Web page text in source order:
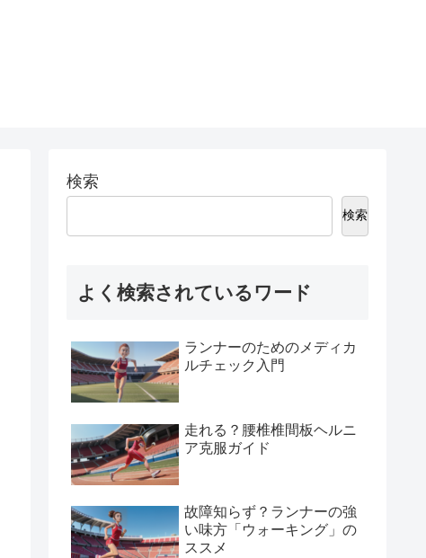
検索
検索
よく検索されているワード
ランナーのためのメディカ
ルチェック入門
走れる？腰椎椎間板ヘルニ
ア克服ガイド
故障知らず？ランナーの強
い味方「ウォーキング」の
ススメ